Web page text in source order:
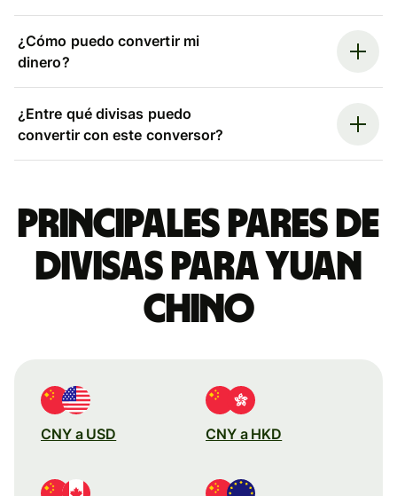
¿Cómo puedo convertir mi
dinero?
¿Entre qué divisas puedo
convertir con este conversor?
Principales pares de
divisas para yuan
chino
CNY a USD CNY a HKD